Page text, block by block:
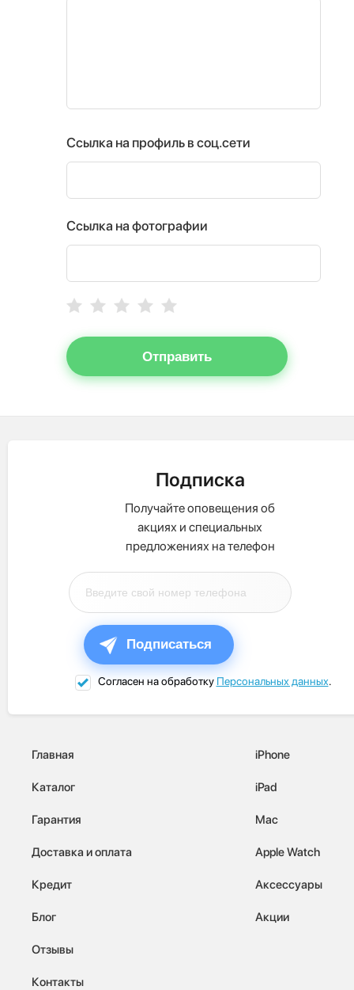
Ссылка на профиль в соц.сети
Ссылка на фотографии
Отправить
Подписка
Получайте оповещения об
акциях и специальных
предложениях на телефон
Подписаться
Согласен на обработку Персональных данных.
Главная
Каталог
Гарантия
Доставка и оплата
Кредит
Блог
Отзывы
Контакты
iPhone
iPad
Mac
Apple Watch
Аксессуары
Акции